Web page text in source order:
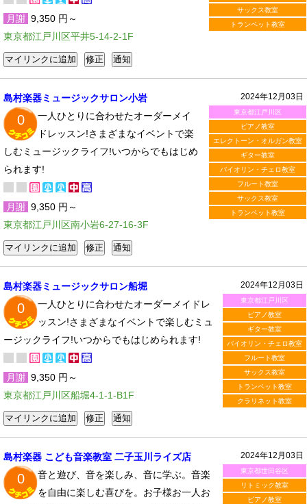
サックス教室
トランペット教室
月謝 9,350 円～
東京都江戸川区平井5-14-2-1F
2024年12月03日
東京都江戸川区
ピアノ教室
エレクトーン・オルガン教室
ギター教室
バイオリン・チェロ教室
フルート教室
サックス教室
トランペット教室
島村楽器ミュージックサロン小岩
0
一人ひとりに合わせたオーダーメイ
ドレッスン!さまざまなイベントで楽
しむミュージックライフ!いつからでもはじめ
られます!
月謝 9,350 円～
東京都江戸川区南小岩6-27-16-3F
2024年12月03日
東京都江戸川区
ピアノ教室
ギター教室
バイオリン・チェロ教室
フルート教室
サックス教室
トランペット教室
クラリネット教室
島村楽器ミュージックサロン船堀
0
一人ひとりに合わせたオーダーメイドレ
ッスン!さまざまなイベントで楽しむミュ
ージックライフ!いつからでもはじめられます!
月謝 9,350 円～
東京都江戸川区船堀4-1-1-B1F
2024年12月03日
東京都世田谷区
リトミック教室
ピアノ教室
島村楽器 こども音楽教室 二子玉川ライズ店
0
音と遊び、音を楽しみ、音に学ぶ。音楽
を自由に楽しむ喜びを。お子様お一人お